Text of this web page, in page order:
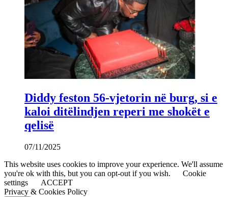
Diddy feston 56-vjetorin në burg, si e
kaloi ditëlindjen reperi me shokët e
qelisë
07/11/2025
This website uses cookies to improve your experience. We'll assume
you're ok with this, but you can opt-out if you wish.
Cookie
settings
ACCEPT
Privacy & Cookies Policy